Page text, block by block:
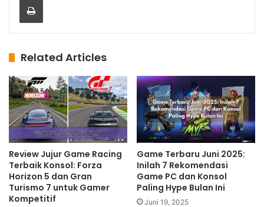
Related Articles
Review Jujur Game Racing
Terbaik Konsol: Forza
Horizon 5 dan Gran
Turismo 7 untuk Gamer
Kompetitif
Game Terbaru Juni 2025:
Inilah 7 Rekomendasi
Game PC dan Konsol
Paling Hype Bulan Ini
Juni 19, 2025